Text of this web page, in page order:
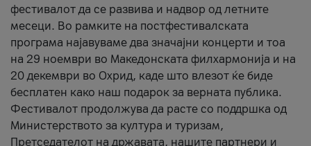
фестивалот да се развива и надвор од летните
месеци. Во рамките на постфестивалската
програма најавуваме два значајни концерти и тоа
на 29 ноември во Македонската филхармонија и на
20 декември во Охрид, каде што влезот ќе биде
бесплатен како наш подарок за верната публика.
Фестивалот продолжува да расте со поддршка од
Министерството за култура и туризам,
Претседателот на државата, нашите партнери и